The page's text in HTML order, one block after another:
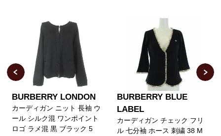
BURBERRY LONDON
カーディガン ニット 長袖 ウ
ール シルク混 ワンポイント
ロゴ ラメ混 黒 ブラック 5
BURBERRY BLUE
LABEL
カーディガン チェック フリ
ル 七分袖 ホース 刺繍 38 M